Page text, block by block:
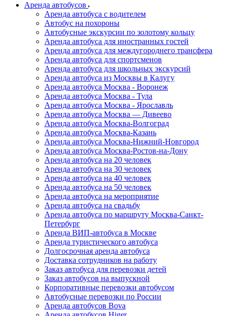
Аренда автобусов
Аренда автобуса с водителем
Автобус на похороны
Автобусные экскурсии по золотому кольцу
Аренда автобуса для иностранных гостей
Аренда автобуса для междугороднего трансфера
Аренда автобуса для спортсменов
Аренда автобуса для школьных экскурсий
Аренда автобуса из Москвы в Калугу
Аренда автобуса Москва - Воронеж
Аренда автобуса Москва - Тула
Аренда автобуса Москва - Ярославль
Аренда автобуса Москва — Дивеево
Аренда автобуса Москва-Волгоград
Аренда автобуса Москва-Казань
Аренда автобуса Москва-Нижний-Новгород
Аренда автобуса Москва-Ростов-на-Дону
Аренда автобуса на 20 человек
Аренда автобуса на 30 человек
Аренда автобуса на 40 человек
Аренда автобуса на 50 человек
Аренда автобуса на мероприятие
Аренда автобуса на свадьбу
Аренда автобуса по маршруту Москва-Санкт-
Петербург
Аренда ВИП-автобуса в Москве
Аренда туристического автобуса
Долгосрочная аренда автобуса
Доставка сотрудников на работу
Заказ автобуса для перевозки детей
Заказ автобусов на выпускной
Корпоративные перевозки автобусом
Автобусные перевозки по России
Аренда автобусов Bova